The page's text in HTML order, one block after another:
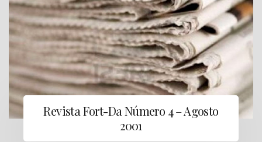
Revista Fort-Da Número 4 – Agosto
2001